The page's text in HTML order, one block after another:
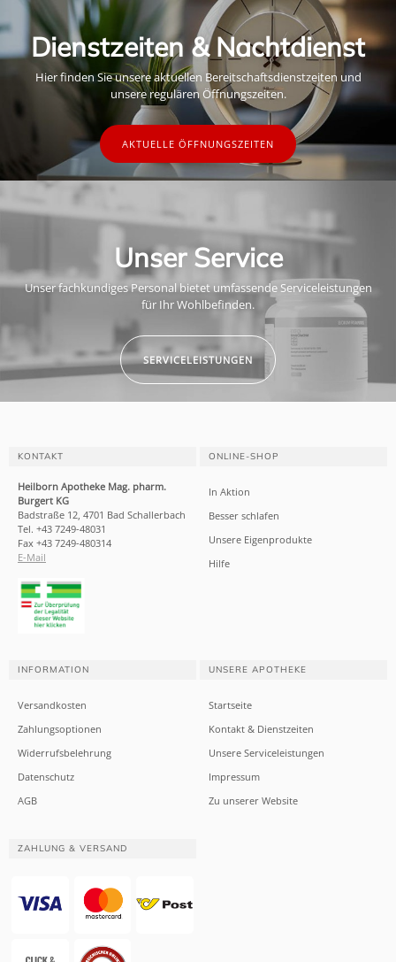
Dienstzeiten & Nachtdienst
Hier finden Sie unsere aktuellen Bereitschaftsdienstzeiten und
unsere regulären Öffnungszeiten.
AKTUELLE ÖFFNUNGSZEITEN
Unser Service
Unser fachkundiges Personal bietet umfassende Serviceleistungen
für Ihr Wohlbefinden.
SERVICELEISTUNGEN
KONTAKT
Heilborn Apotheke Mag. pharm.
Burgert KG
Badstraße 12, 4701 Bad Schallerbach
Tel. +43 7249-48031
Fax +43 7249-480314
E-Mail
ONLINE-SHOP
In Aktion
Besser schlafen
Unsere Eigenprodukte
Hilfe
INFORMATION
Versandkosten
Zahlungsoptionen
Widerrufsbelehrung
Datenschutz
AGB
UNSERE APOTHEKE
Startseite
Kontakt & Dienstzeiten
Unsere Serviceleistungen
Impressum
Zu unserer Website
ZAHLUNG & VERSAND